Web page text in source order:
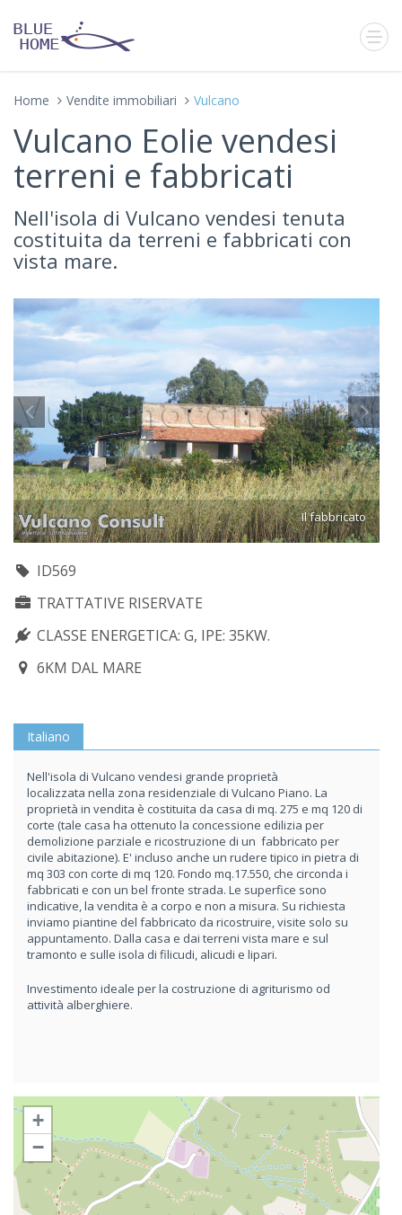
Home Vendite immobiliari Vulcano
Vulcano Eolie vendesi
terreni e fabbricati
Nell'isola di Vulcano vendesi tenuta
costituita da terreni e fabbricati con
vista mare.
Il fabbricato
ID569
TRATTATIVE RISERVATE
CLASSE ENERGETICA: G, IPE: 35KW.
6KM DAL MARE
Italiano
Nell'isola di Vulcano vendesi grande proprietà
localizzata nella zona residenziale di Vulcano Piano. La
proprietà in vendita è costituita da casa di mq. 275 e mq 120 di
corte (tale casa ha ottenuto la concessione edilizia per
demolizione parziale e ricostruzione di un fabbricato per
civile abitazione). E' incluso anche un rudere tipico in pietra di
mq 303 con corte di mq 120. Fondo mq.17.550, che circonda i
fabbricati e con un bel fronte strada. Le superfice sono
indicative, la vendita è a corpo e non a misura. Su richiesta
inviamo piantine del fabbricato da ricostruire, visite solo su
appuntamento. Dalla casa e dai terreni vista mare e sul
tramonto e sulle isola di filicudi, alicudi e lipari.
Investimento ideale per la costruzione di agriturismo od
attività alberghiere.
+
−